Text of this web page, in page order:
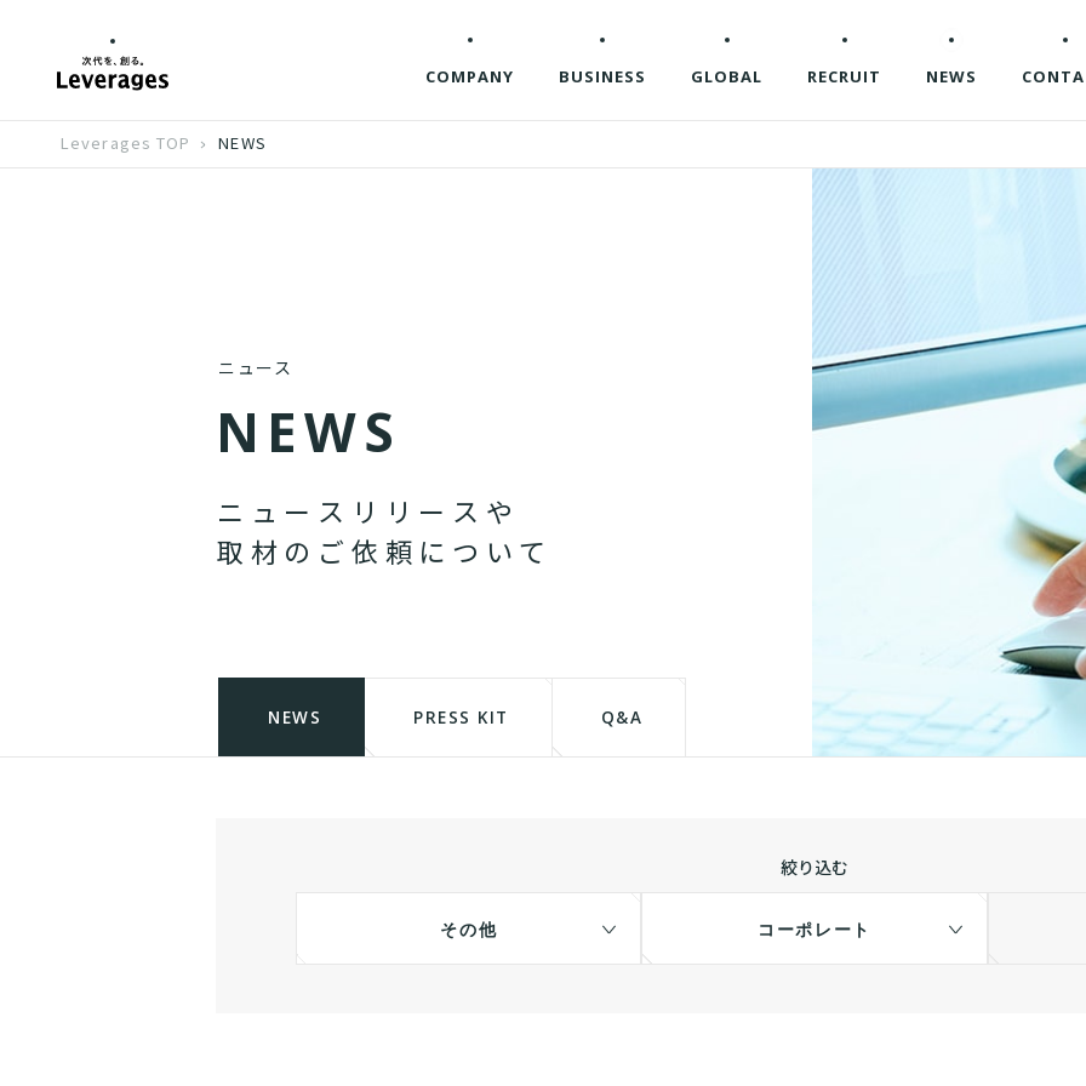
COMPANY BUSINESS GLOBAL RECRUIT NEWS
Leverages TOP NEWS
ニュース
N EWS
ニ ュ ー ス リ リ ー ス や
取 材 の ご 依 頼 に つ い て
NEWS PRESS KIT Q&A
絞り込む
その他 コーポレート